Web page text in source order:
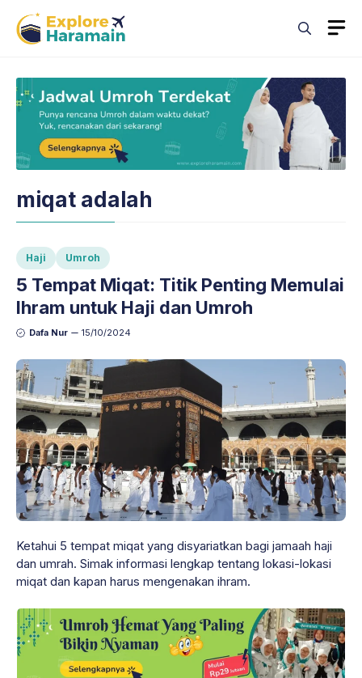
content
miqat adalah
Haji Umroh
5 Tempat Miqat: Titik Penting Memulai
Ihram untuk Haji dan Umroh
Dafa Nur 15/10/2024
Ketahui 5 tempat miqat yang disyariatkan bagi jamaah haji
dan umrah. Simak informasi lengkap tentang lokasi-lokasi
miqat dan kapan harus mengenakan ihram.